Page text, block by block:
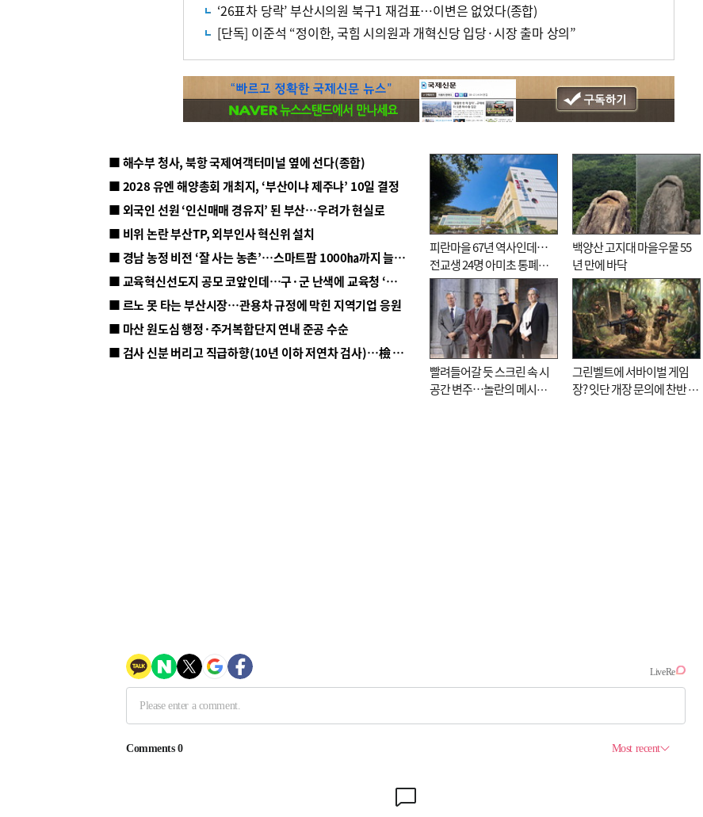
‘26표차 당락’ 부산시의원 북구1 재검표…이변은 없었다(종합)
[단독] 이준석 “정이한, 국힘 시의원과 개혁신당 입당·시장 출마 상의”
■ 해수부 청사, 북항 국제여객터미널 옆에 선다(종합)
■ 2028 유엔 해양총회 개최지, ‘부산이냐 제주냐’ 10일 결정
■ 외국인 선원 ‘인신매매 경유지’ 된 부산…우려가 현실로
■ 비위 논란 부산TP, 외부인사 혁신위 설치
■ 경남 농정 비전 ‘잘 사는 농촌’…스마트팜 1000㏊까지 늘린다
■ 교육혁신선도지 공모 코앞인데…구·군 난색에 교육청 ‘쩔쩔’
■ 르노 못 타는 부산시장…관용차 규정에 막힌 지역기업 응원
■ 마산 원도심 행정·주거복합단지 연내 준공 수순
■ 검사 신분 버리고 직급하향(10년 이하 저연차 검사)…檢 중수청행 기피
피란마을 67년 역사인데…
전교생 24명 아미초 통폐합
기로
백양산 고지대 마을우물 55
년 만에 바닥
빨려들어갈 듯 스크린 속 시
공간 변주…놀란의 메시지
그린벨트에 서바이벌 게임
장? 잇단 개장 문의에 찬반 논